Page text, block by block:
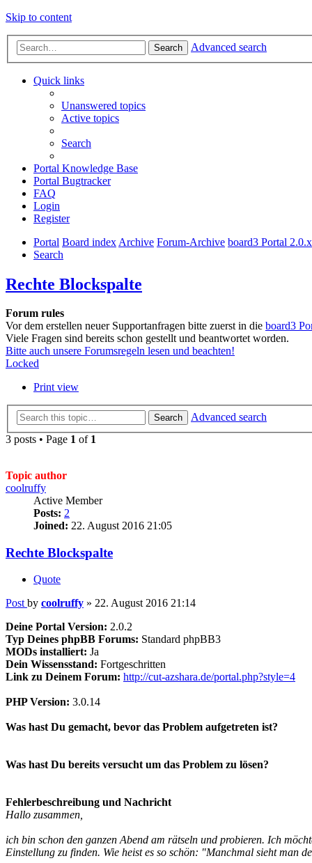
Skip to content
Search Advanced search
Quick links
Unanswered topics
Active topics
Search
Portal Knowledge Base
Portal Bugtracker
FAQ
Login
Register
Portal Board index Archive Forum-Archive board3 Portal
Search
Rechte Blockspalte
Forum rules
Vor dem erstellen neuer Supportanfragen bitte zuerst in die board3
Viele Fragen sind bereits schon gestellt und beantwortet worden.
Bitte auch unsere Forumsregeln lesen und beachten!
Locked
Print view
Search
Advanced search
3 posts • Page 1 of 1
Topic author
coolruffy
Active Member
Posts: 2
Joined: 22. August 2016 21:05
Rechte Blockspalte
Quote
Post by coolruffy » 22. August 2016 21:14
Deine Portal Version: 2.0.2
Typ Deines phpBB Forums: Standard phpBB3
MODs installiert: Ja
Dein Wissensstand: Fortgeschritten
Link zu Deinem Forum: http://cut-azshara.de/portal.php?style=4
PHP Version: 3.0.14
Was hast Du gemacht, bevor das Problem aufgetreten ist?
Was hast Du bereits versucht um das Problem zu lösen?
Fehlerbeschreibung und Nachricht
Hallo zusammen,
ich bin schon den ganzen Abend am rätseln und probieren. Ich
Einstellung zu finden. Wie heist es so schön: "Manchmal sieht man